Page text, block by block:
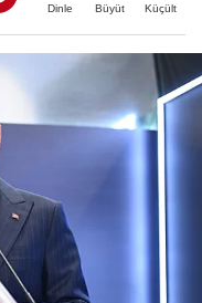
Dinle Büyüt Küçült